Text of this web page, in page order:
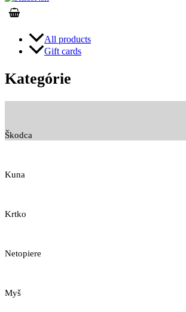
All products
Gift cards
Kategórie
Škodca
Kuna
Krtko
Netopiere
Myš